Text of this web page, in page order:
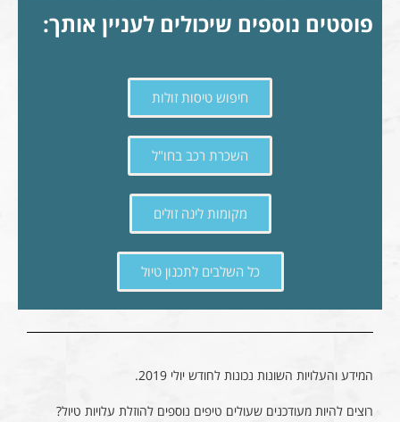
פוסטים נוספים שיכולים לעניין אותך:
חיפוש טיסות זולות
השכרת רכב בחו"ל
מקומות לינה זולים
כל השלבים לתכנון טיול
המידע והעלויות השונות נכונות לחודש יולי 2019.
רוצים להיות מעודכנים שעולים טיפים נוספים להוזלת עלויות טיול?